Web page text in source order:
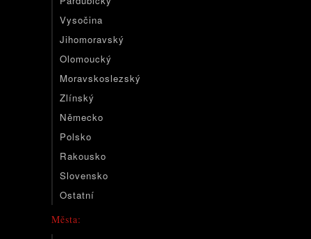
Vysočina
Jihomoravský
Olomoucký
Moravskoslezský
Zlínský
Německo
Polsko
Rakousko
Slovensko
Ostatní
Města: